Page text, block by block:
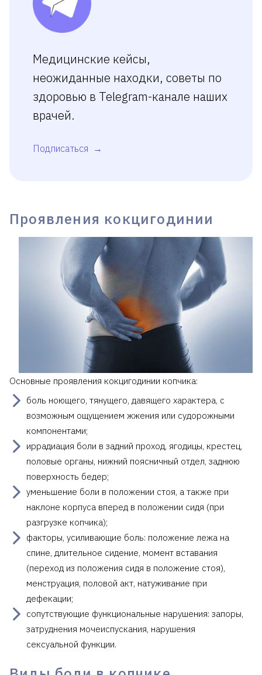
Медицинские кейсы,
неожиданные находки, советы по
здоровью в Telegram-канале наших
врачей.
Подписаться
Проявления кокцигодинии
Основные проявления кокцигодинии копчика:
боль ноющего, тянущего, давящего характера, с
возможным ощущением жжения или судорожными
компонентами;
иррадиация боли в задний проход, ягодицы, крестец,
половые органы, нижний поясничный отдел, заднюю
поверхность бедер;
уменьшение боли в положении стоя, а также при
наклоне корпуса вперед в положении сидя (при
разгрузке копчика);
факторы, усиливающие боль: положение лежа на
спине, длительное сидение, момент вставания
(переход из положения сидя в положение стоя),
менструация, половой акт, натуживание при
дефекации;
сопутствующие функциональные нарушения: запоры,
затруднения мочеиспускания, нарушения
сексуальной функции.